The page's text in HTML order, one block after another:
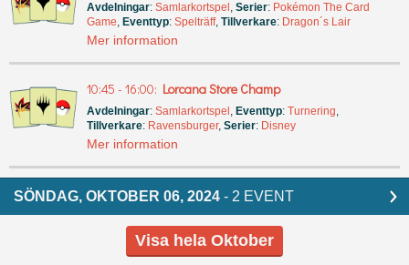
Avdelningar: Samlarkortspel Serier: Pokémon The Card
Game Eventtyp: Spelträff, Tillverkare: Dragon´s Lair
Mer information
10:45 - 16:00: Lorcana Store Champ
Avdelningar: Samlarkortspel Eventtyp: Turnering
Tillverkare: Ravensburger, Serier: Disney
Mer information
SÖNDAG, OKTOBER 06, 2024 - 2 EVENT
Visa hela Oktober